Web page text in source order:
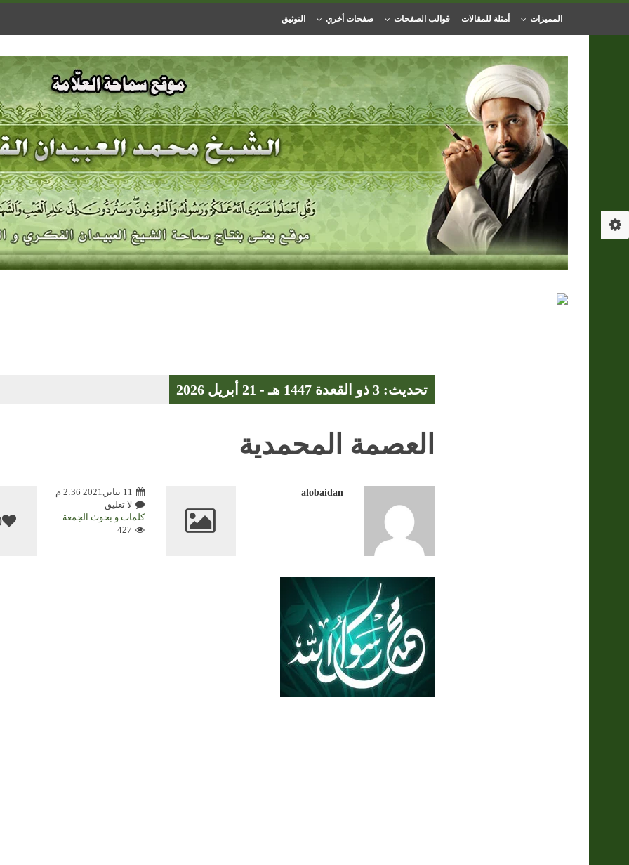
المميزات أمثلة للمقالات قوالب الصفحات صفحات أخري التوثيق
تحديث: 3 ذو القعدة 1447 هـ - 21 أبريل 2026
العصمة المحمدية
alobaidan
11 يناير,2021 2:36 م
لا تعليق
كلمات و بحوث الجمعة
427